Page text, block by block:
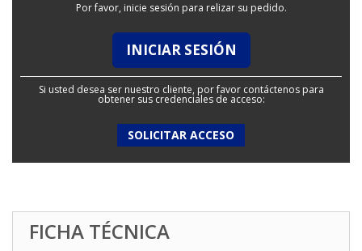
Por favor, inicie sesión para relizar su pedido.
INICIAR SESIÓN
Si usted desea ser nuestro cliente, por favor contáctenos para
obtener sus credenciales de acceso:
SOLICITAR ACCESO
FICHA TÉCNICA